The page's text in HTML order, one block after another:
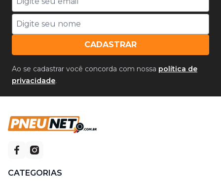
CADASTRAR
Ao se cadastrar você concorda com nossa política de
privacidade.
CATEGORIAS